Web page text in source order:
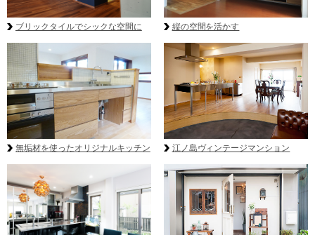
ブリックタイルでシックな空間に 縦の空間を活かす
無垢材を使ったオリジナルキッチン 江ノ島ヴィンテージマンション